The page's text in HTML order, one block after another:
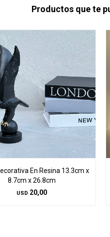
Productos que te
En Resina 13.3cm x
8.7cm x 26.8cm
USD 20,00